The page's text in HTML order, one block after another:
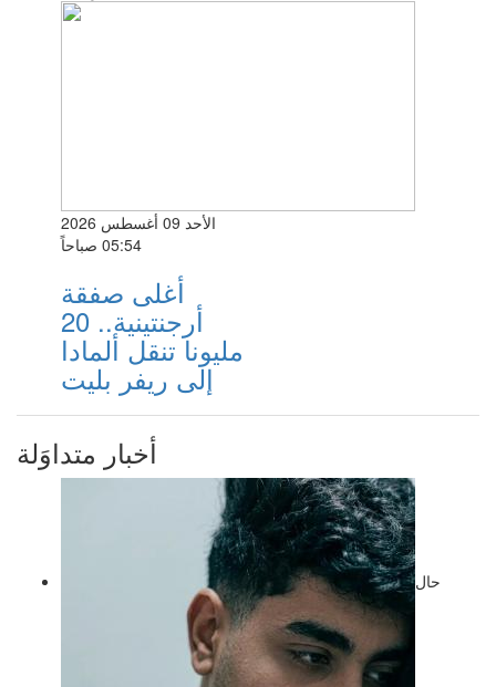
الأحد 09 أغسطس 2026
05:54 صباحاً
أغلى صفقة
أرجنتينية.. 20
مليونا تنقل ألمادا
إلى ريفر بليت
أخبار متداوَلة
حال